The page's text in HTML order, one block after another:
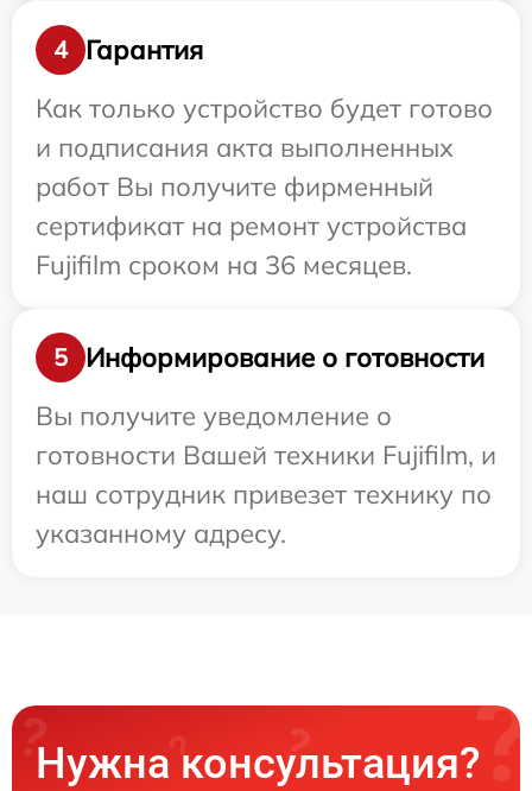
4
Гарантия
Как только устройство будет готово
и подписания акта выполненных
работ Вы получите фирменный
сертификат на ремонт устройства
Fujifilm сроком на 36 месяцев.
5
Информирование о готовности
Вы получите уведомление о
готовности Вашей техники Fujifilm, и
наш сотрудник привезет технику по
указанному адресу.
Нужна консультация?